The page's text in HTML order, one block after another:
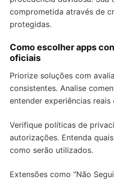
comprometida através de
protegidas.
Como escolher apps
oficiais
Priorize soluções com
consistentes. Analise
entender experiências reais
Verifique políticas de
autorizações. Entenda
como serão utilizados.
Extensões como “Não